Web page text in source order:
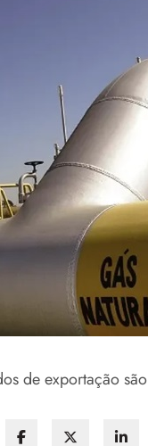
de exportação são